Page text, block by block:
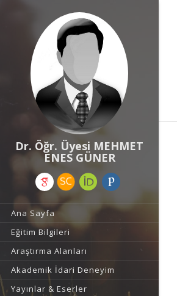
Dr. Öğr. Üyesi MEHMET
ENES GÜNER
Ana Sayfa
Eğitim Bilgileri
Araştırma Alanları
Akademik İdari Deneyim
Yayınlar & Eserler